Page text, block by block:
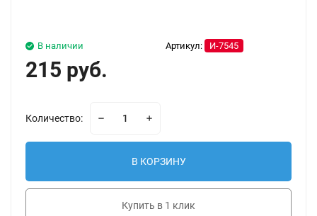
Артикул: И-7545
В наличии
215 руб.
Количество:
В КОРЗИНУ
Купить в 1 клик